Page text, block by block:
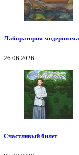
Лаборатория модернизма
26.06.2026
Счастливый билет